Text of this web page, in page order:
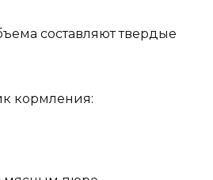
составляют твердые
кормления: